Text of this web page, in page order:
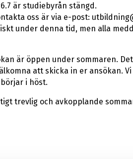
är studiebyrån stängd.
oss är via e-post:
under denna tid, men alla
är öppen under sommaren.
att skicka in er ansökan.
i höst.
trevlig och avkopplande